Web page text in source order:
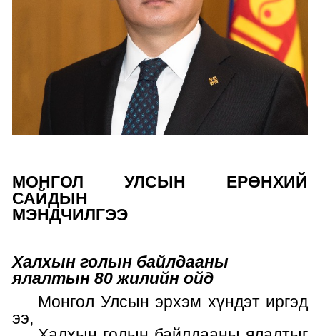
МОНГОЛ УЛСЫН ЕРӨНХИЙ
САЙДЫН
МЭНДЧИЛГЭЭ
Халхын голын байлдааны
ялалтын 80 жилийн ойд
Монгол Улсын эрхэм хүндэтиргэд
ээ,